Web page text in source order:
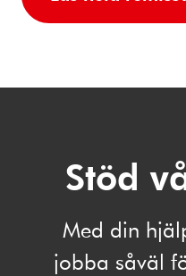
Stöd
Med din
jobba såväl